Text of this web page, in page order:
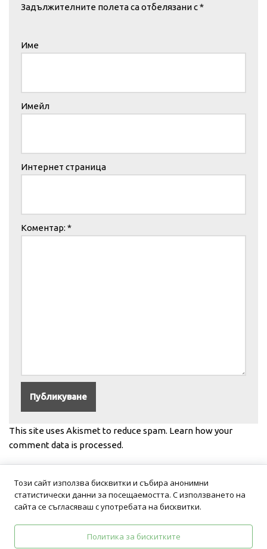
Задължителните полета са отбелязани с*
Име
Имейл
Интернет страница
Коментар: *
This site uses Akismet to reduce spam. Learn how your
comment data is processed.
Този сайт използва бисквитки и събира анонимни
статистически данни за посещаемостта. С използването на
сайта се съгласяваш с употребата на бисквитки.
Политика за бискитките